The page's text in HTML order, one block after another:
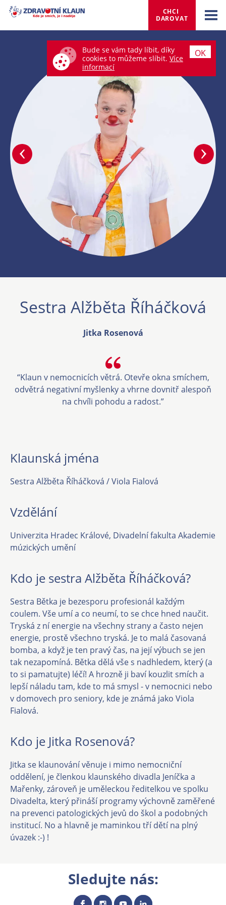
CHCI
DAROVAT
Sestra Alžběta Říháčková
Jitka Rosenová
“Klaun v nemocnicích větrá. Otevře okna smíchem,
odvětrá negativní myšlenky a vhrne dovnitř alespoň
na chvíli pohodu a radost.”
Klaunská jména
Sestra Alžběta Říháčková / Viola Fialová
Vzdělání
Univerzita Hradec Králové, Divadelní fakulta Akademie
múzických umění
Kdo je sestra Alžběta Říháčková?
Sestra Bětka je bezesporu profesionál každým
coulem. Vše umí a co neumí, to se chce hned naučit.
Tryská z ní energie na všechny strany a často nejen
energie, prostě všechno tryská. Je to malá časovaná
bomba, a když je ten pravý čas, na její výbuch se jen
tak nezapomíná. Bětka dělá vše s nadhledem, který (a
to si pamatujte) léčí! A hrozně ji baví kouzlit smích a
lepší náladu tam, kde to má smysl - v nemocnici nebo
v domovech pro seniory, kde je známá jako Viola
Fialová.
Kdo je Jitka Rosenová?
Jitka se klaunování věnuje i mimo nemocniční
oddělení, je členkou klaunského divadla Jeníčka a
Mařenky, zároveň je uměleckou ředitelkou ve spolku
Divadelta, který přináší programy výchovně zaměřené
na prevenci patologických jevů do škol a podobných
institucí. No a hlavně je maminkou tří dětí na plný
úvazek :-) !
Sledujte nás:
Bude se vám tady líbit, díky
cookies to můžeme slíbit. Více
informací
OK